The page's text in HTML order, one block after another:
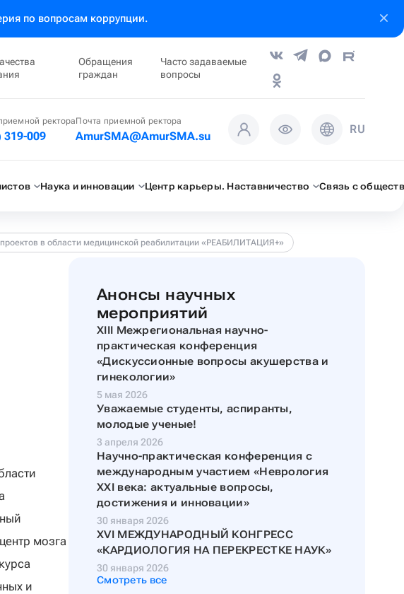
по вопросам коррупции.
Обращения
граждан
Часто задаваемые
вопросы
ректора
319-009
Почта приемной ректора
AmurSMA@AmurSMA.su RU
Наука и инновации Центр карьеры. Наставничество Связь с
в области медицинской реабилитации «РЕАБИЛИТАЦИЯ+»
мозга
и
Анонсы научных
мероприятий
XIII Межрегиональная научно-
практическая конференция
«Дискуссионные вопросы акушерства и
гинекологии»
5 мая 2026
Уважаемые студенты, аспиранты,
молодые ученые!
3 апреля 2026
Научно-практическая конференция с
международным участием «Неврология
XXI века: актуальные вопросы,
достижения и инновации»
30 января 2026
XVI МЕЖДУНАРОДНЫЙ КОНГРЕСС
«КАРДИОЛОГИЯ НА ПЕРЕКРЕСТКЕ НАУК»
30 января 2026
Смотреть все